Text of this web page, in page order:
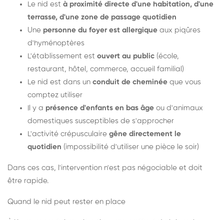
Le nid est à proximité directe d'une habitation, d'une
terrasse, d'une zone de passage quotidien
Une personne du foyer est allergique aux piqûres
d'hyménoptères
L'établissement est ouvert au public (école,
restaurant, hôtel, commerce, accueil familial)
Le nid est dans un conduit de cheminée que vous
comptez utiliser
Il y a présence d'enfants en bas âge ou d'animaux
domestiques susceptibles de s'approcher
L'activité crépusculaire gêne directement le
quotidien (impossibilité d'utiliser une pièce le soir)
Dans ces cas, l'intervention n'est pas négociable et doit
être rapide.
Quand le nid peut rester en place